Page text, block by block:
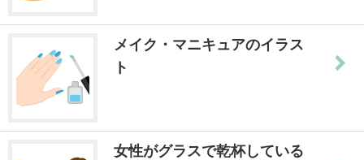
メイク・マニキュアのイラス
ト
女性がグラスで乾杯している